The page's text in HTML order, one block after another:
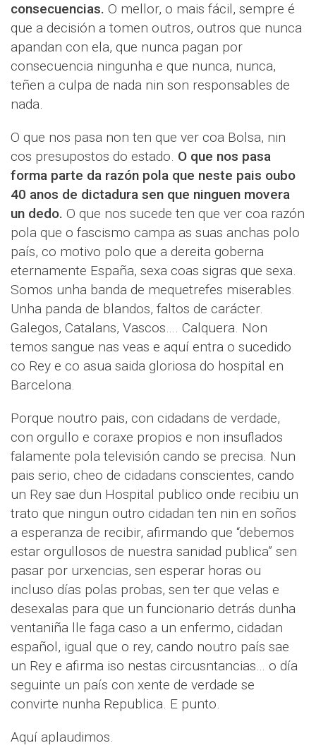
consecuencias. O mellor, o mais fácil, sempre é
que a decisión a tomen outros, outros que nunca
apandan con ela, que nunca pagan por
consecuencia ningunha e que nunca, nunca,
teñen a culpa de nada nin son responsables de
nada.
O que nos pasa non ten que ver coa Bolsa, nin
cos presupostos do estado. O que nos pasa
forma parte da razón pola que neste pais oubo
40 anos de dictadura sen que ninguen movera
un dedo. O que nos sucede ten que ver coa razón
pola que o fascismo campa as suas anchas polo
país, co motivo polo que a dereita goberna
eternamente España, sexa coas sigras que sexa.
Somos unha banda de mequetrefes miserables.
Unha panda de blandos, faltos de carácter.
Galegos, Catalans, Vascos…. Calquera. Non
temos sangue nas veas e aquí entra o sucedido
co Rey e co asua saida gloriosa do hospital en
Barcelona.
Porque noutro pais, con cidadans de verdade,
con orgullo e coraxe propios e non insuflados
falamente pola televisión cando se precisa. Nun
pais serio, cheo de cidadans conscientes, cando
un Rey sae dun Hospital publico onde recibiu un
trato que ningun outro cidadan ten nin en soños
a esperanza de recibir, afirmando que “debemos
estar orgullosos de nuestra sanidad publica” sen
pasar por urxencias, sen esperar horas ou
incluso días polas probas, sen ter que velas e
desexalas para que un funcionario detrás dunha
ventaniña lle faga caso a un enfermo, cidadan
español, igual que o rey, cando noutro país sae
un Rey e afirma iso nestas circusntancias… o día
seguinte un país con xente de verdade se
convirte nunha Republica. E punto.
Aquí aplaudimos.